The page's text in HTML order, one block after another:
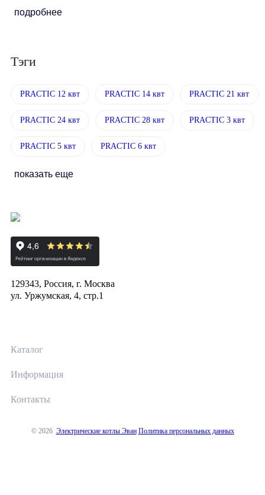
подробнее
Тэги
PRACTIC 12 квт PRACTIC 14 квт PRACTIC 21 квт
PRACTIC 24 квт PRACTIC 28 квт PRACTIC 3 квт
PRACTIC 5 квт PRACTIC 6 квт
показать еще
129343, Россия, г. Москва
ул. Уржумская, 4, стр.1
Каталог
Информация
Контакты
© 2026 Электрические котлы Эван Политика персональных данных